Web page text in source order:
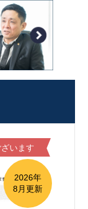
います
2026年
8月更新